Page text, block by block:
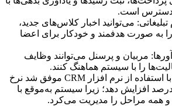
دسترس است.
می‌توانید اخبار کلاس‌های جدید،
به صورت هدفمند و خودکار برای اعضا
مربیان و پرسنل می‌توانند وظایف
را با سیستم هماهنگ کنند.
برای نمونه، یک باشگاه با استفاده از نرم افزار CRM موفق شد نرخ
عضویت را تا ۳۰ درصد افزایش دهد؛ زیرا سیستم به‌موقع با
همه مراحل را مدیریت می‌کرد.